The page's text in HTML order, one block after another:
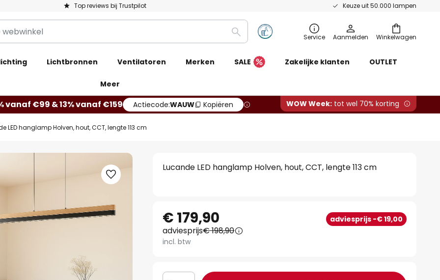
Top reviews bij Trustpilot Keuze uit 50.000 lampen
Winkelwagen
Zoeken Service Aanmelden
Lichtbronnen Ventilatoren Merken SALE Zakelijke klanten OUTLET
Meer
vanaf €99 & 13% vanaf €159 Actiecode:WAUW Kopiëren WOW Week: tot wel 70% korting
LED hanglamp Holven, hout, CCT, lengte 113 cm
Lucande LED hanglamp Holven, hout, CCT, lengte 113 cm
€ 179,90 adviesprijs -€ 19,00
adviesprijs€ 198,90
incl. btw